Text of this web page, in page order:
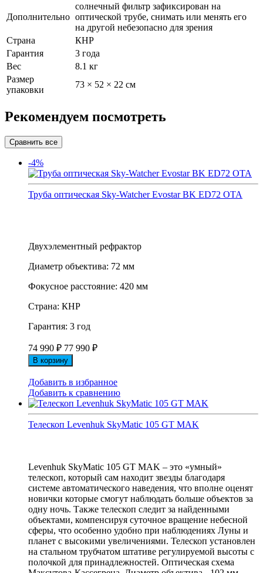
Дополнительно
солнечный фильтр зафиксирован на
оптической трубе, снимать или менять его
на другой небезопасно для зрения
Страна
КНР
Гарантия
3 года
Вес
8.1 кг
Размер
упаковки
73 × 52 × 22 см
Рекомендуем посмотреть
-4%
Труба оптическая Sky-Watcher Evostar BK ED72 OTA
Двухэлементный рефрактор
Диаметр объектива: 72 мм
Фокусное расстояние: 420 мм
Страна: КНР
Гарантия: 3 год
74 990 ₽ 77 990 ₽
В корзину
Добавить в избранное
Добавить к сравнению
Телескоп Levenhuk SkyMatic 105 GT MAK
Levenhuk SkyMatic 105 GT MAK – это «умный»
телескоп, который сам находит звезды благодаря
системе автоматического наведения, что вполне оценят
новички которые смогут наблюдать больше объектов за
одну ночь. Также телескоп следит за найденными
объектами, компенсируя суточное вращение небесной
сферы, что особенно удобно при наблюдениях Луны и
планет с высокими увеличениями. Телескоп установлен
на стальном трубчатом штативе регулируемой высоты с
полочкой для принадлежностей. Оптическая схема